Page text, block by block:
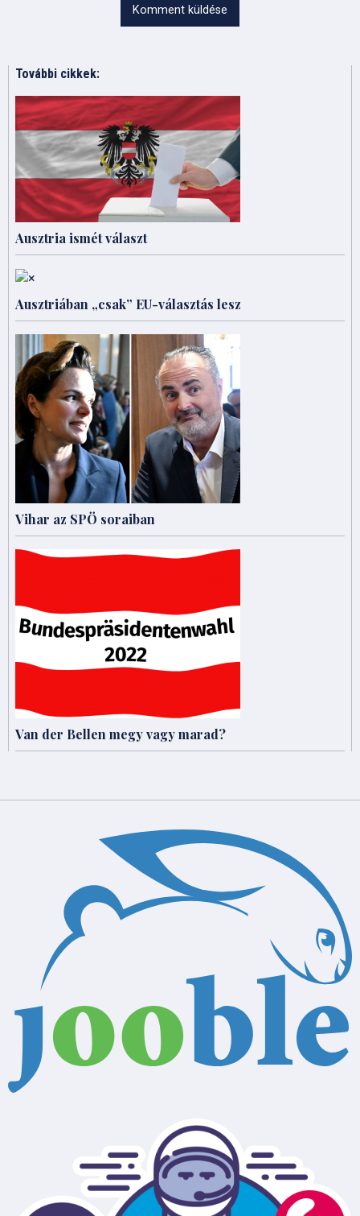
Komment küldése
További cikkek:
Ausztria ismét választ
Ausztriában „csak” EU-választás lesz
Vihar az SPÖ soraiban
Van der Bellen megy vagy marad?